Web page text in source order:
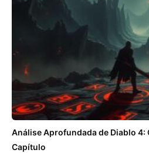
Análise Aprofundada de Diablo 4:
Capítulo